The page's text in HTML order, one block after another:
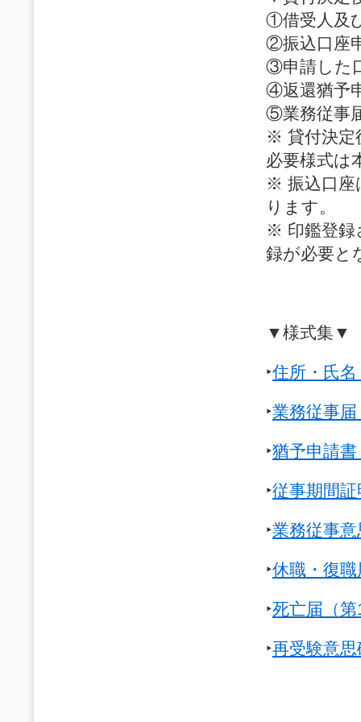
①借受人及
②振込口座
③申請した
④返還猶予
⑤業務従事
※ 貸付決定
必要様式は
※ 振込口座
ります。
※ 印鑑登録
録が必要と
▼様式集▼
‣住所・氏
‣業務従事
‣猶予申請
‣従事期間
‣業務従事
‣休職・復
‣死亡届（
‣再受験意